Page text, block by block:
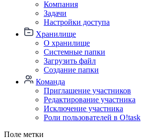
Компания
Задачи
Настройки доступа
Хранилище
О хранилище
Системные папки
Загрузить файл
Создание папки
Команда
Приглашение участников
Редактирование участника
Исключение участника
Роли пользователей в O!task
Поле метки